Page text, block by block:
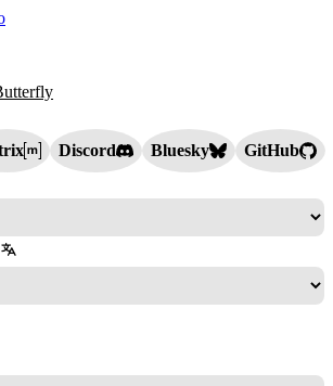
Discord Bluesky
GitHub